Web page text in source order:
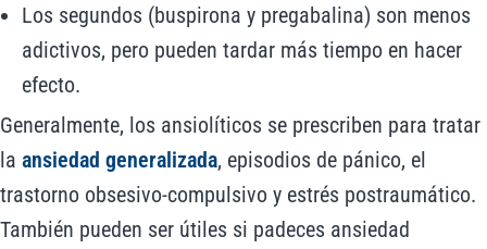
Los segundos (buspirona y pregabalina) son menos
adictivos, pero pueden tardar más tiempo en hacer
efecto.
Generalmente, los ansiolíticos se prescriben para tratar
la ansiedad generalizada, episodios de pánico, el
trastorno obsesivo-compulsivo y estrés postraumático.
También pueden ser útiles si padeces ansiedad